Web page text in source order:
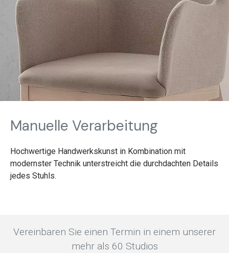
Manuelle Verarbeitung
Hochwertige Handwerkskunst in Kombination mit
modernster Technik unterstreicht die durchdachten Details
jedes Stuhls.
Vereinbaren Sie einen Termin in einem unserer
mehr als 60 Studios